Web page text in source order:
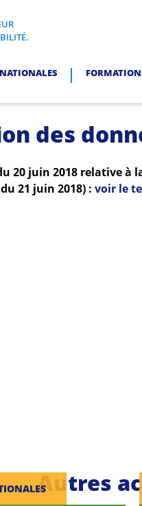
FAVEUR DES PERSONNES
des
20 juin 2018 relative
du 21 juin 2018) : voir le
Autres